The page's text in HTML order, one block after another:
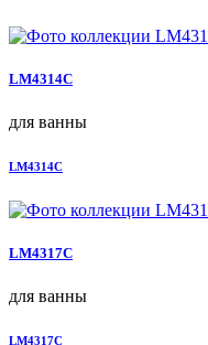
LM4314C
для ванны
LM4314C
LM4317C
для ванны
LM4317C